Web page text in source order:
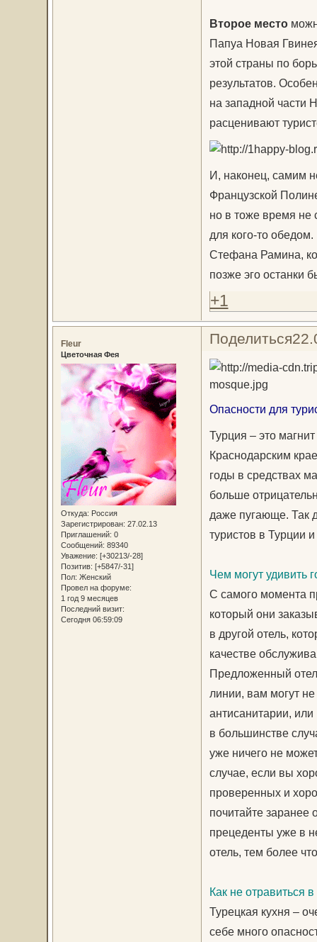
Второе место
Папуа Новая
этой страны по
результатов.
на западной части
расценивают
И, наконец, самим
Французской
но в тоже время не
для кого-то
Стефана Рамина,
позже эго останки
+1
Поделиться
Fleur
Цветочная Фея
Откуда: Россия
Зарегистрирован: 27.02.13
Приглашений: 0
Сообщений: 89340
Уважение: [+30213/-28]
Позитив: [+5847/-31]
Пол: Женский
Провел на форуме:
1 год 9 месяцев
Последний визит:
Сегодня 06:59:09
Опасности для
Турция – это
Краснодарским
годы в средствах
больше
даже пугающе. Так
туристов в Турции
Чем могут удивить
С самого момента
который они
в другой отель,
качестве
Предложенный
линии, вам могут
антисанитарии,
в большинстве
уже ничего не
случае, если вы
проверенных и
почитайте заранее
прецеденты уже в
отель, тем более
Как не отравиться
Турецкая кухня –
себе много